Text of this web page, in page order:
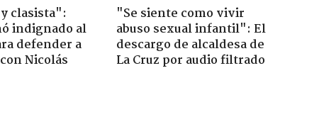
clasista":
indignado al
defender a
Nicolás
"Se siente como vivir
abuso sexual infantil": El
descargo de alcaldesa de
La Cruz por audio filtrado